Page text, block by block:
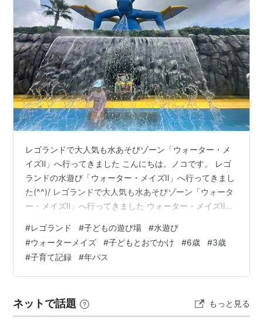
レゴランドで大人気も水あそびゾーン「ウォーター・メ
イズⅡ」へ行ってきました こんにちは。ノコです。 レゴ
ランドの水遊び「ウォーター・メイズⅡ」へ行ってきまし
た(^^)/ レゴランドで大人気も水あそびゾーン「ウォータ
ー・メイズⅡ」へ行ってきました ウォーター・メイズⅡへ
ンド・ジャパン・リゾート へのアクセス ウォーター・メ
イズⅡへ行ってきたよ レゴランド夏の水遊び「びしょ濡れ
の夏2026」の中で一番大きな水遊び場「ウォーター・メ
イズⅡ」へ行ってきました。 ウォーターメイズはイベント
具と水遊びが…
#レゴランド #子どもの遊び場 #水遊び
#ウォーターメイズ #子どもとおでかけ #6歳 #3歳
#子育て記録 #年パス
ネットで話題 もっと見る